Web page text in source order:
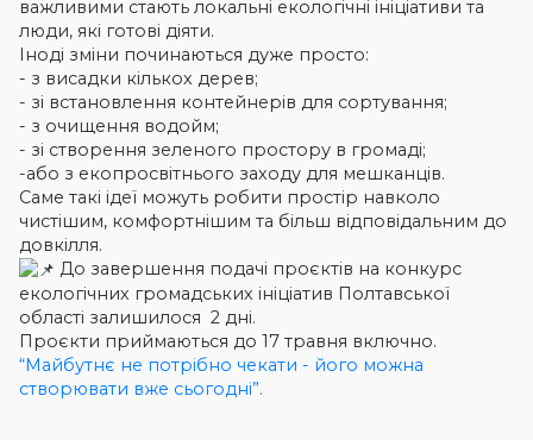
важливими стають локальні екологічні ініціативи та
люди, які готові діяти.
Іноді зміни починаються дуже просто:
- з висадки кількох дерев;
- зі встановлення контейнерів для сортування;
- з очищення водойм;
- зі створення зеленого простору в громаді;
-або з екопросвітнього заходу для мешканців.
Саме такі ідеї можуть робити простір навколо
чистішим, комфортнішим та більш відповідальним до
довкілля.
До завершення подачі проєктів на конкурс
екологічних громадських ініціатив Полтавської
області залишилося 2 дні.
Проєкти приймаються до 17 травня включно.
“Майбутнє не потрібно чекати - його можна
створювати вже сьогодні”.